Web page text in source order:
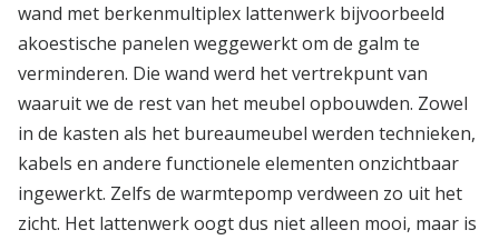
wand met berkenmultiplex lattenwerk bijvoorbeeld
akoestische panelen weggewerkt om de galm te
verminderen. Die wand werd het vertrekpunt van
waaruit we de rest van het meubel opbouwden. Zowel
in de kasten als het bureaumeubel werden technieken,
kabels en andere functionele elementen onzichtbaar
ingewerkt. Zelfs de warmtepomp verdween zo uit het
zicht. Het lattenwerk oogt dus niet alleen mooi, maar is